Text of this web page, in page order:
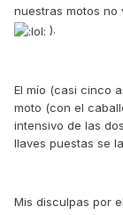
nuestras motos no
).
El mío (casi cinco
moto (con el
intensivo de las
llaves puestas se
Mis disculpas por